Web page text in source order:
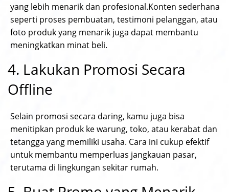
yang lebih menarik dan profesional.Konten sederhana
seperti proses pembuatan, testimoni pelanggan, atau
foto produk yang menarik juga dapat membantu
meningkatkan minat beli.
4. Lakukan Promosi Secara
Offline
Selain promosi secara daring, kamu juga bisa
menitipkan produk ke warung, toko, atau kerabat dan
tetangga yang memiliki usaha. Cara ini cukup efektif
untuk membantu memperluas jangkauan pasar,
terutama di lingkungan sekitar rumah.